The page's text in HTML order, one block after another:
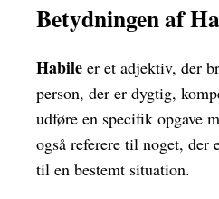
Betydningen af
Habile er et adjektiv, der
person, der er dygtig,
udføre en specifik opgave
også referere til noget, der
til en bestemt situation.